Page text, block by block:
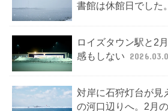
書館は休館日でした
ロイズタウン駅と2
感もしない
対岸に石狩灯台が見
の河口辺りへ。2月